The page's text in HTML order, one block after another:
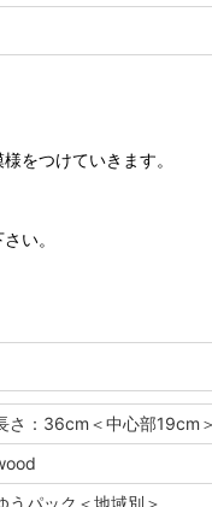
をつけていきます。
い。
さ：36cm＜中心部
うパック＜地域別＞